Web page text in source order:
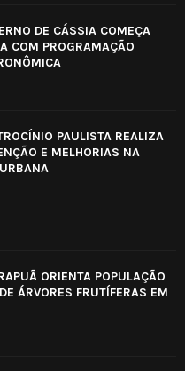
DE CÁSSIA COMEÇA
COM PROGRAMAÇÃO
PAULISTA REALIZA
E MELHORIAS NA
ORIENTA POPULAÇÃO
ÁRVORES FRUTÍFERAS EM